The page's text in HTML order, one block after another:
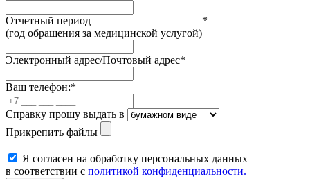
Отчетный период
(год обращения за медицинской услугой)
*
Электронный адрес/Почтовый адрес*
Ваш телефон:*
Справку прошу выдать в
Прикрепить файлы
Я согласен на обработку персональных данных
в соответствии с политикой конфиденциальности.